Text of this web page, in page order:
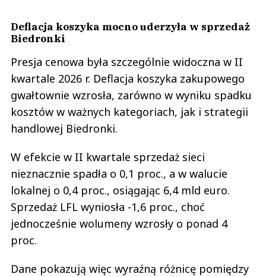
Deflacja koszyka mocno uderzyła w sprzedaż
Biedronki
Presja cenowa była szczególnie widoczna w II
kwartale 2026 r. Deflacja koszyka zakupowego
gwałtownie wzrosła, zarówno w wyniku spadku
kosztów w ważnych kategoriach, jak i strategii
handlowej Biedronki.
W efekcie w II kwartale sprzedaż sieci
nieznacznie spadła o 0,1 proc., a w walucie
lokalnej o 0,4 proc., osiągając 6,4 mld euro.
Sprzedaż LFL wyniosła -1,6 proc., choć
jednocześnie wolumeny wzrosły o ponad 4
proc.
Dane pokazują więc wyraźną różnicę pomiędzy